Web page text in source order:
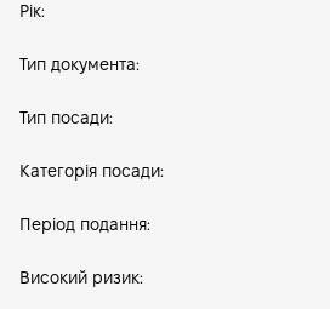
Рік:
Тип документа:
Тип посади:
Категорія посади:
Період подання:
Високий ризик: